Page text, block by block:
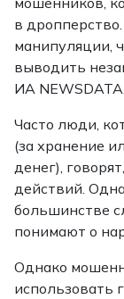
в
манипуляции,
выводить
ИА
Часто люди,
(за хранение
денег),
действий.
большинстве
понимают о
Однако
использовать